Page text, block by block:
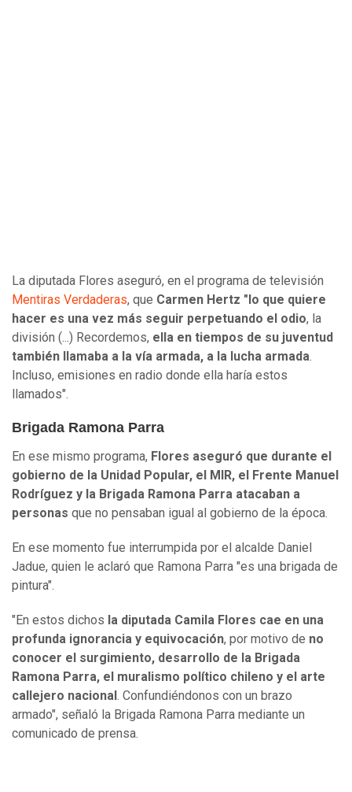
La diputada Flores aseguró, en el programa de televisión
Mentiras Verdaderas, que Carmen Hertz "lo que quiere
hacer es una vez más seguir perpetuando el odio, la
división (...) Recordemos, ella en tiempos de su juventud
también llamaba a la vía armada, a la lucha armada
Incluso, emisiones en radio donde ella haría estos
llamados".
Brigada Ramona Parra
En ese mismo programa, Flores aseguró que durante el
gobierno de la Unidad Popular, el MIR, el Frente Manuel
Rodríguez y la Brigada Ramona Parra atacaban a
personas que no pensaban igual al gobierno de la época.
En ese momento fue interrumpida por el alcalde Daniel
Jadue, quien le aclaró que Ramona Parra "es una brigada de
pintura".
"En estos dichos la diputada Camila Flores cae en una
profunda ignorancia y equivocación, por motivo de no
conocer el surgimiento, desarrollo de la Brigada
Ramona Parra, el muralismo político chileno y el arte
callejero nacional . Confundiéndonos con un brazo
armado", señaló la Brigada Ramona Parra mediante un
comunicado de prensa.